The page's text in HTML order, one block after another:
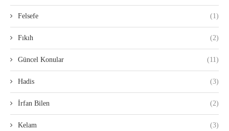
Felsefe (1)
Fıkıh (2)
Güncel Konular (11)
Hadis (3)
İrfan Bilen (2)
Kelam (3)